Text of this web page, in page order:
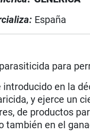
España
para
en la
y ejerce un
de productos
en el